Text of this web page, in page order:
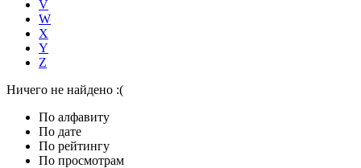
V
W
X
Y
Z
Ничего не найдено :(
По алфавиту
По дате
По рейтингу
По просмотрам